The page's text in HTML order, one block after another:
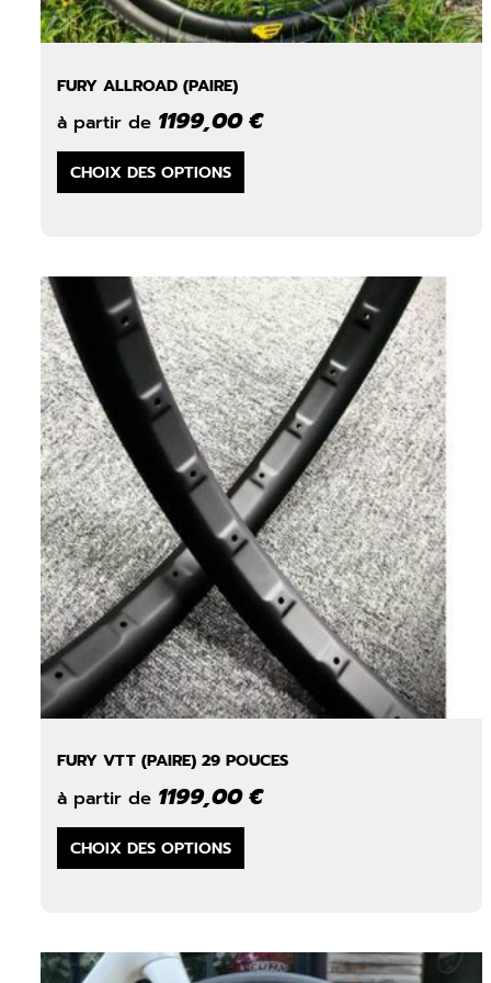
FURY ALLROAD (PAIRE)
à partir de 1199,00€
CHOIX DES OPTIONS
Ce
Les
options
peuvent
être
choisies
sur
la
page
du
produit
FURY VTT (PAIRE) 29 POUCES
à partir de 1199,00€
CHOIX DES OPTIONS
Ce
Les